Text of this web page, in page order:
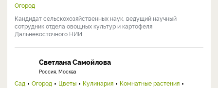
Огород
Кандидат сельскохозяйственных наук, ведущий научный
сотрудник отдела овощных культур и картофеля
Дальневосточного НИИ ...
Светлана Самойлова
Россия, Москва
Сад Огород Цветы Кулинария
Комнатные растения